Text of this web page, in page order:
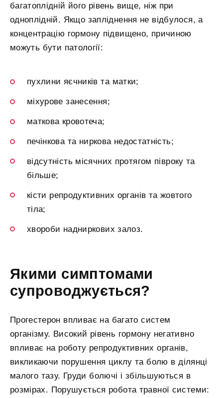
багатоплідній його рівень вище, ніж при
одноплідній. Якщо запліднення не відбулося, а
концентрацію гормону підвищено, причиною
можуть бути патології:
пухлини яєчників та матки;
міхурове занесення;
маткова кровотеча;
печінкова та ниркова недостатність;
відсутність місячних протягом півроку та
більше;
кісти репродуктивних органів та жовтого
тіла;
хвороби надниркових залоз.
Якими симптомами
супроводжується?
Прогестерон впливає на багато систем
організму. Високий рівень гормону негативно
впливає на роботу репродуктивних органів,
викликаючи порушення циклу та болю в ділянці
малого тазу. Груди болючі і збільшуються в
розмірах. Порушується робота травної системи: